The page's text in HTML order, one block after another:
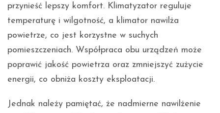
przynieść lepszy komfort. Klimatyzator reguluje
temperaturę i wilgotność, a klimator nawilża
powietrze, co jest korzystne w suchych
pomieszczeniach. Współpraca obu urządzeń może
poprawić jakość powietrza oraz zmniejszyć zużycie
energii, co obniża koszty eksploatacji.
Jednak należy pamiętać, że nadmierne nawilżenie